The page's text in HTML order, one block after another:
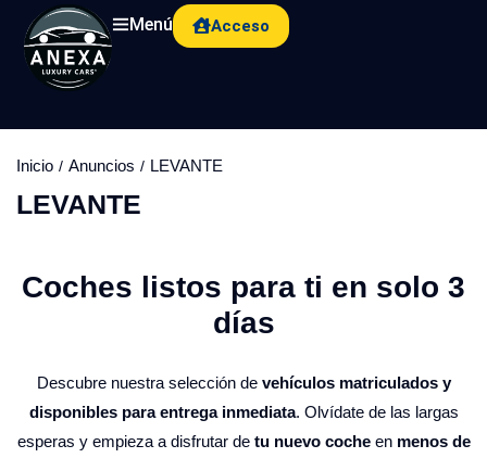
Menú Acceso
Inicio Anuncios LEVANTE
LEVANTE
Coches listos para ti en solo 3
días​
Descubre nuestra selección de vehículos matriculados y
disponibles para entrega inmediata. Olvídate de las largas
esperas y empieza a disfrutar de tu nuevo cocheen menos de